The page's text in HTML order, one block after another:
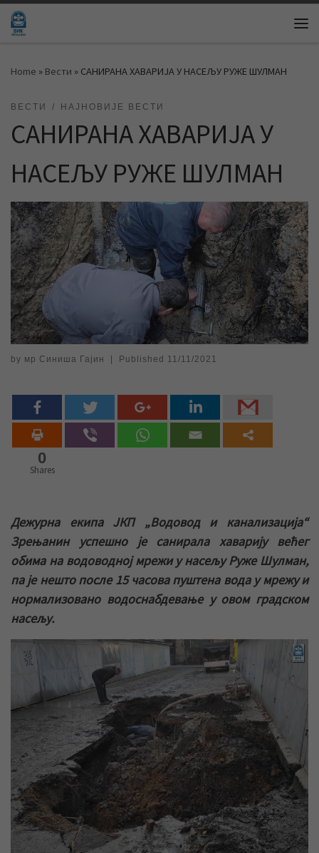
Skip to content
Home » Вести » САНИРАНА ХАВАРИЈА У НАСЕЉУ РУЖЕ ШУЛМАН
ВЕСТИ НАЈНОВИЈЕ ВЕСТИ
САНИРАНА ХАВАРИЈА У
НАСЕЉУ РУЖЕ ШУЛМАН
by мр Синиша Гајин Published 11/11/2021
0
Shares
Дежурна екипа ЈКП „Водовод и канализација“
Зрењанин успешно је санирала хаварију већег
обима на водоводној мрежи у насељу Руже Шулман,
па је нешто после 15 часова пуштена вода у мрежу и
нормализовано водоснабдевање у овом градском
насељу.